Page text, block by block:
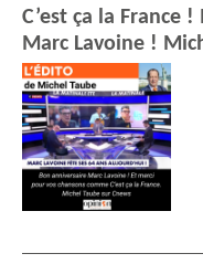
C’est ça la France
Marc Lavoine !